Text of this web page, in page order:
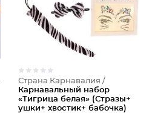
Страна Карнавалия /
Карнавальный набор
«Тигрица белая» (Стразы+
ушки+ хвостик+ бабочка)